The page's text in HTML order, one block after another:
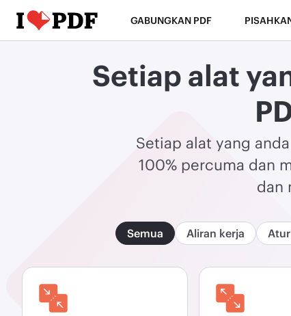
GABUNGKAN PDF
Setiap alat
Setiap alat yang
100% percuma dan
dan
Semua Aliran kerja Atur